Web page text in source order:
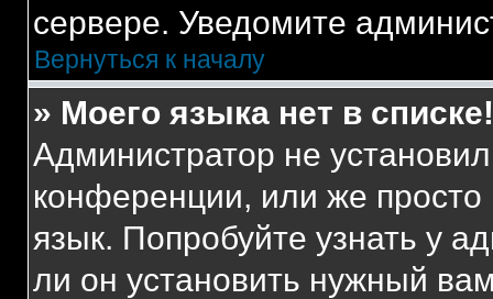
сервере. Уведомите
Вернуться к началу
» Моего языка нет в списке!
Администратор не
конференции, или же
язык. Попробуйте узнать у
ли он установить нужный